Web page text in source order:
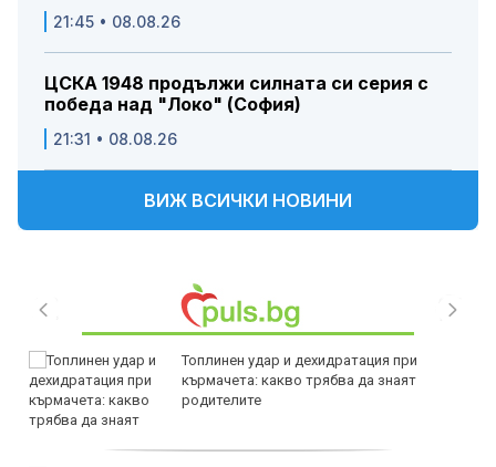
21:45 • 08.08.26
ЦСКА 1948 продължи силната си серия с
победа над "Локо" (София)
21:31 • 08.08.26
ВИЖ ВСИЧКИ НОВИНИ
Топлинен удар и дехидратация при
кърмачета: какво трябва да знаят
родителите